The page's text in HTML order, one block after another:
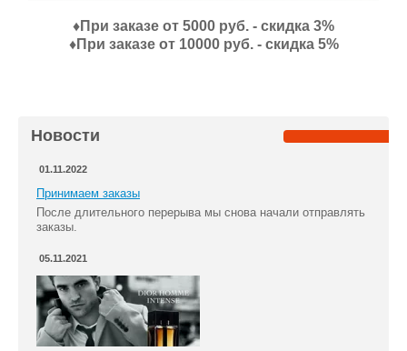
♦При заказе от 5000 руб. - скидка 3%
♦При заказе от 10000 руб. - скидка 5%
Новости
01.11.2022
Принимаем заказы
После длительного перерыва мы снова начали отправлять
заказы.
05.11.2021